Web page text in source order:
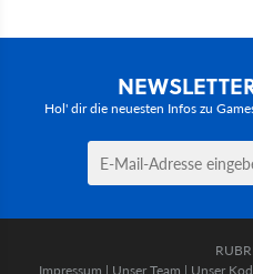
Hol' dir die neuesten Infos zu